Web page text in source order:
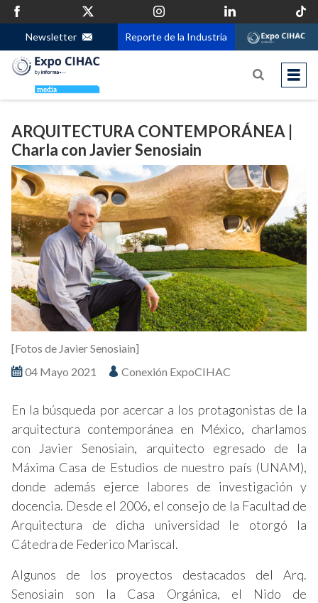
Newsletter Reporte de la Industria
ARQUITECTURA CONTEMPORÁNEA |
Charla con Javier Senosiain
04 Mayo 2021 Conexión ExpoCIHAC
[Fotos de Javier Senosiain]
En la búsqueda por acercar a los protagonistas de la
arquitectura contemporánea en México, charlamos
con Javier Senosiain, arquitecto egresado de la
Máxima Casa de Estudios de nuestro país (UNAM),
donde además ejerce labores de investigación y
docencia. Desde el 2006, el consejo de la Facultad de
Arquitectura de dicha universidad le otorgó la
Cátedra de Federico Mariscal.
Algunos de los proyectos destacados del Arq.
Senosiain son la Casa Orgánica, el Nido de